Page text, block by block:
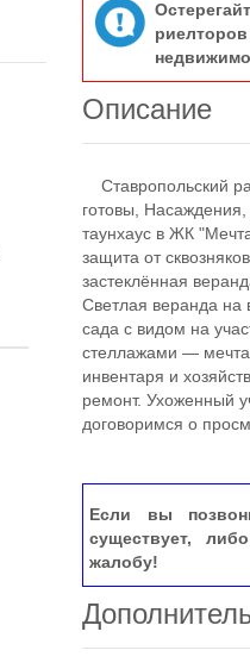
Описание
Ставропольский
готовы,
таунхаус в ЖК
защита от
застеклённая
Светлая веранда на
сада с видом на
стеллажами — мечта
инвентаря и
ремонт. Ухоженный
договоримся о
Если вы
существует,
жалобу!